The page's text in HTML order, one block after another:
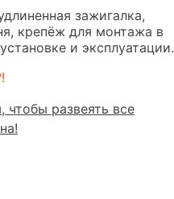
зажигалка,
крепёж для монтажа в
и эксплуатации.
чтобы развеять все